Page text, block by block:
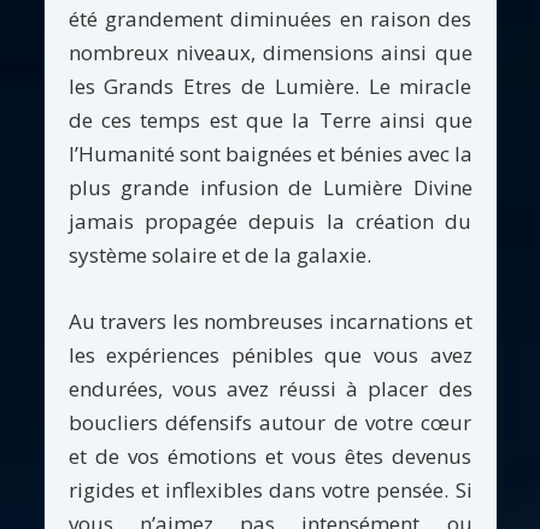
été grandement diminuées en raison des
nombreux niveaux, dimensions ainsi que
les Grands Etres de Lumière. Le miracle
de ces temps est que la Terre ainsi que
l’Humanité sont baignées et bénies avec la
plus grande infusion de Lumière Divine
jamais propagée depuis la création du
système solaire et de la galaxie.
Au travers les nombreuses incarnations et
les expériences pénibles que vous avez
endurées, vous avez réussi à placer des
boucliers défensifs autour de votre cœur
et de vos émotions et vous êtes devenus
rigides et inflexibles dans votre pensée. Si
vous n’aimez pas intensément ou